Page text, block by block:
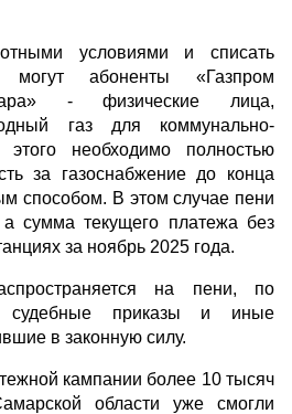
условиями и списать
могут абоненты «Газпром
- физические лица,
газ для коммунально-
необходимо полностью
за газоснабжение до конца
способом. В этом случае пени
сумма текущего платежа без
за ноябрь 2025 года.
на пени, по
судебные приказы и иные
в законную силу.
кампании более 10 тысяч
области уже смогли